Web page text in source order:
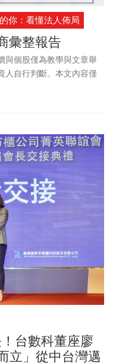
你：看懂法人佈局
彙整報告
與個股僅為教學與文章舉
人自行判斷。本文內容僅
、轉載，或以任何型態
台數科董座廖
立」從中台灣邁